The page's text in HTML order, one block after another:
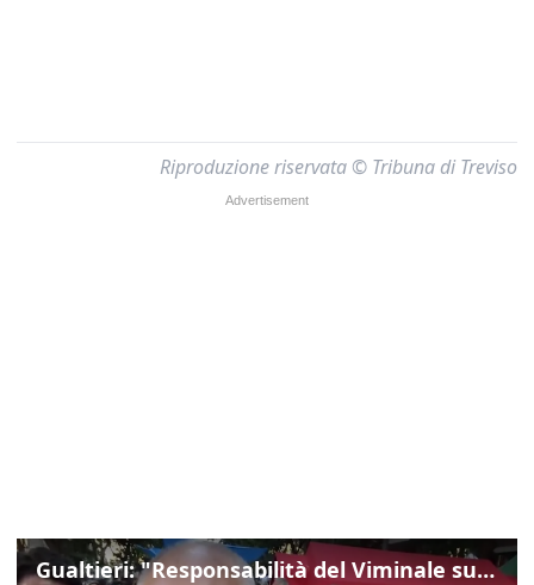
Riproduzione riservata © Tribuna di Treviso
Gualtieri: "Responsabilità del Viminale su Spin Time? La posizione dei partiti è nota"